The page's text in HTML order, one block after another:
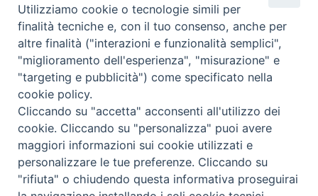
Scrivici
Copyright © 2019 - Tutti i diritti riservati - Vita
Trentina Editrice
Privacy Policy
Torna
Utilizziamo cookie o tecnologie simili per
finalità tecniche e, con il tuo consenso, anche per
altre finalità ("interazioni e funzionalità semplici",
"miglioramento dell'esperienza", "misurazione" e
"targeting e pubblicità") come specificato nella
cookie policy.
Cliccando su "accetta" acconsenti all'utilizzo dei
cookie. Cliccando su "personalizza" puoi avere
maggiori informazioni sui cookie utilizzati e
personalizzare le tue preferenze. Cliccando su
"rifiuta" o chiudendo questa informativa proseguirai